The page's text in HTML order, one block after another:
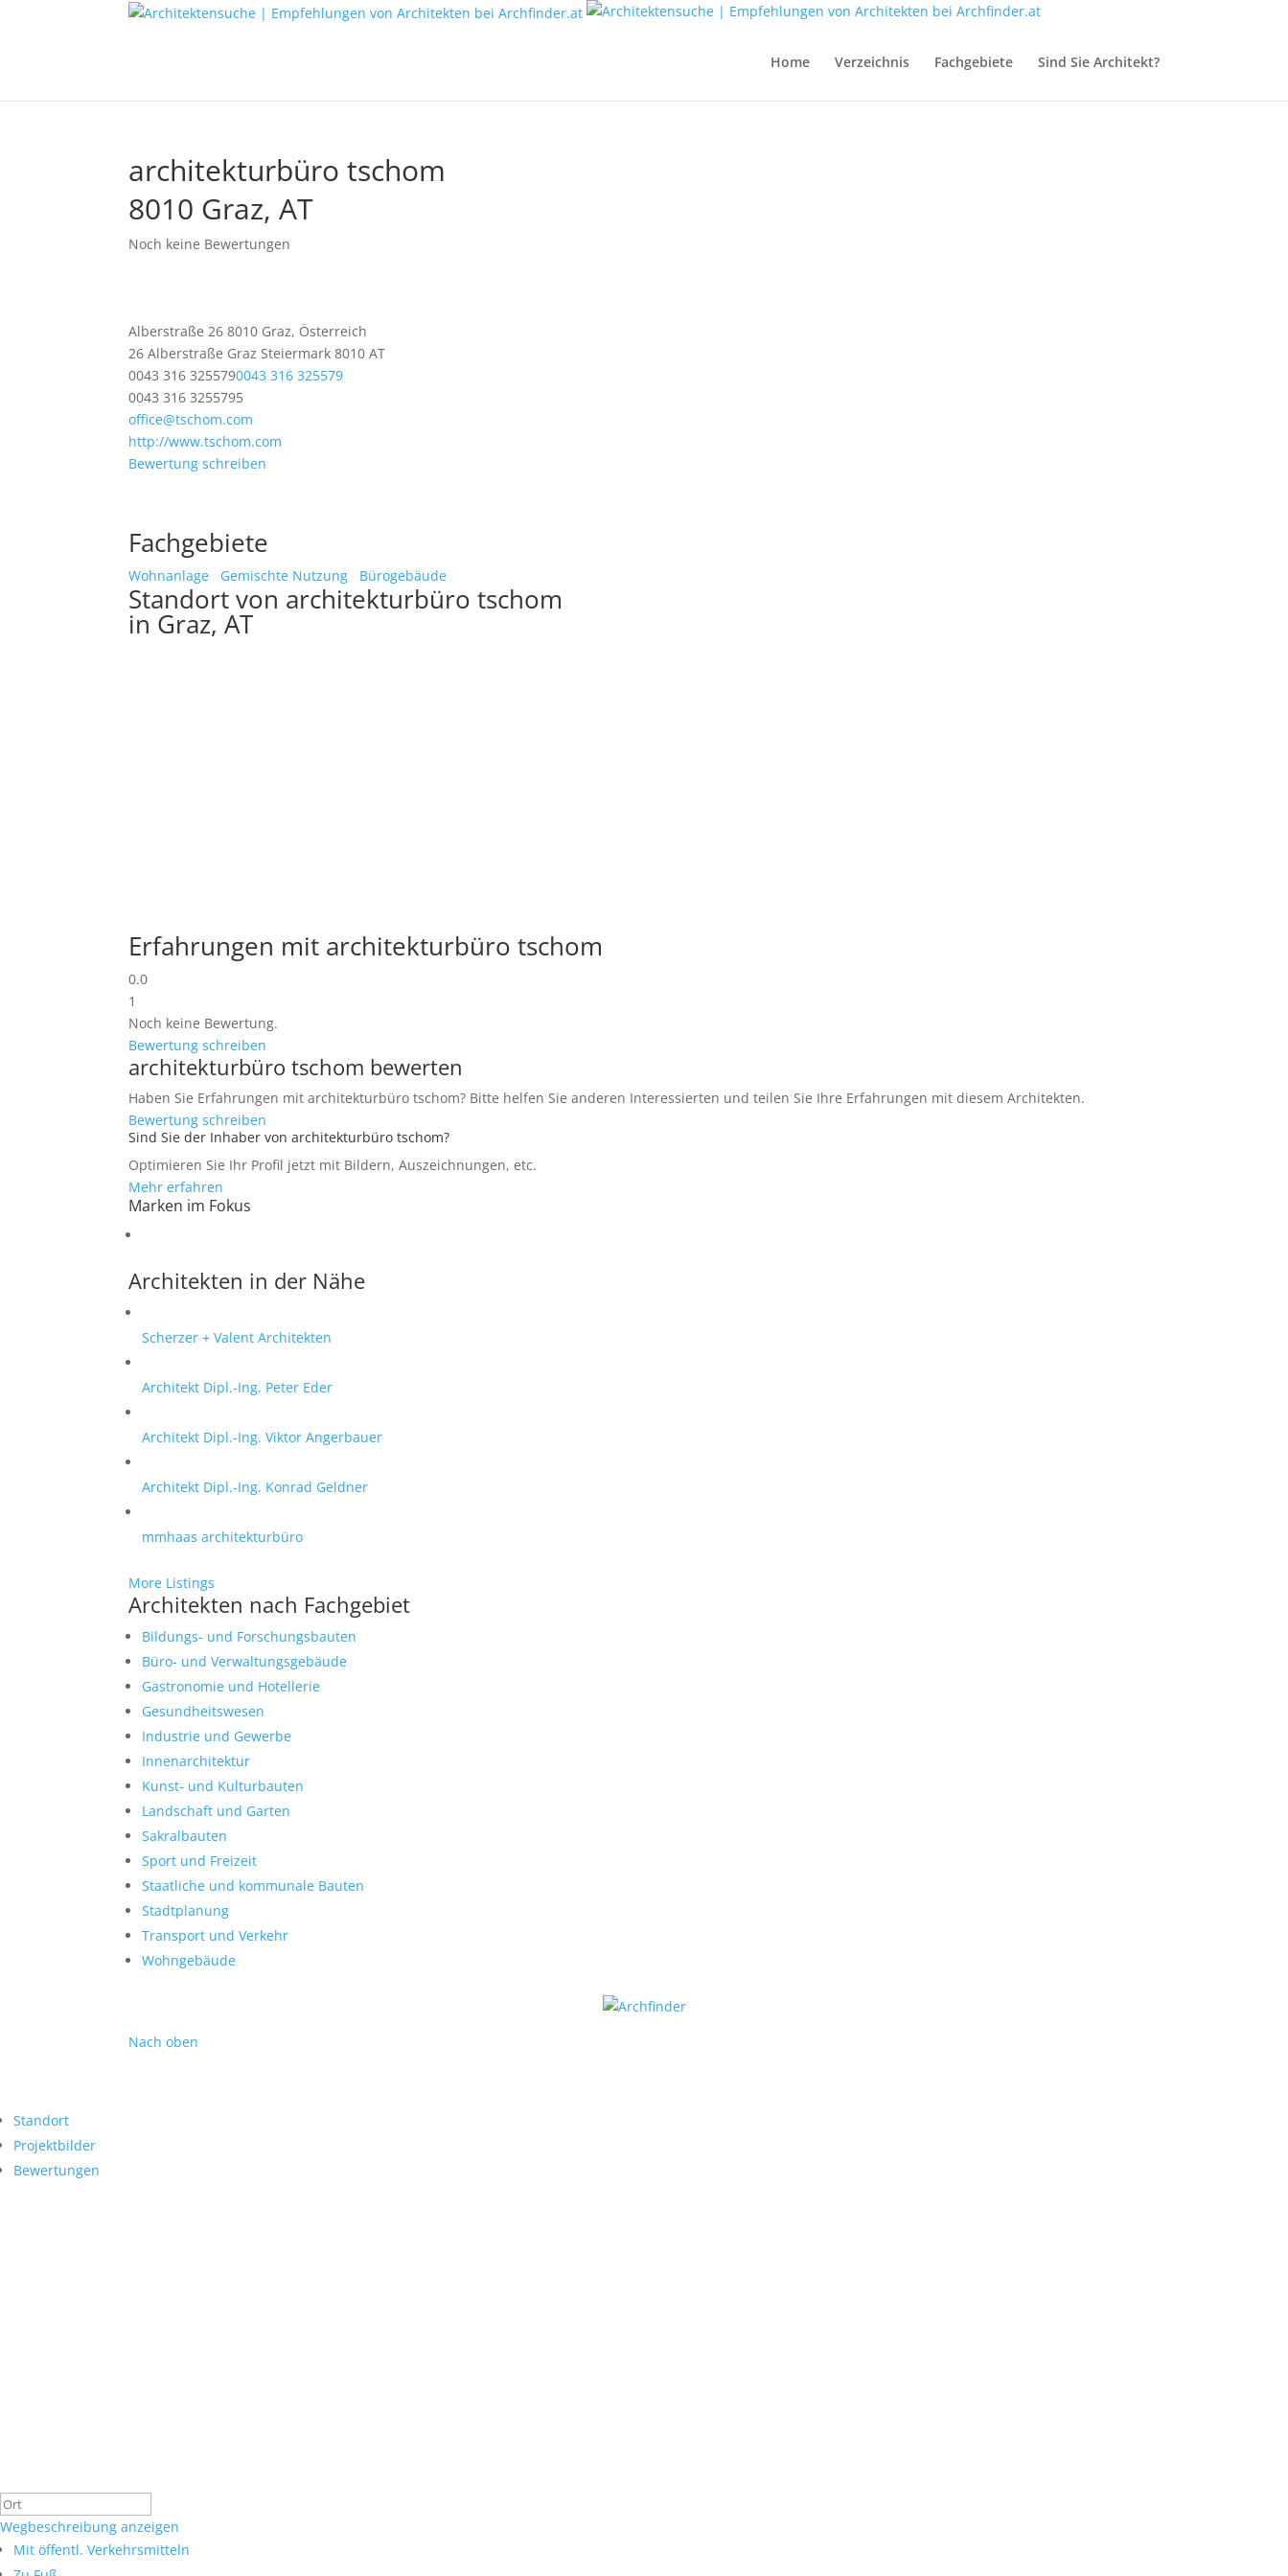
Home Verzeichnis Fachgebiete Sind Sie Architekt?
architekturbüro tschom
8010 Graz, AT
Noch keine Bewertungen
Alberstraße 26 8010 Graz, Österreich
26 Alberstraße Graz Steiermark 8010 AT
0043 316 3255790043 316 325579
0043 316 3255795
office@tschom.com
http://www.tschom.com
Bewertung schreiben
Fachgebiete
Wohnanlage Gemischte Nutzung Bürogebäude
Standort von architekturbüro tschom
in Graz, AT
Erfahrungen mit architekturbüro tschom
0.0
1
Noch keine Bewertung.
Bewertung schreiben
architekturbüro tschom bewerten
Haben Sie Erfahrungen mit architekturbüro tschom? Bitte helfen Sie anderen Interessierten und teilen Sie Ihre Erfahrungen mit diesem Architekten.
Bewertung schreiben
Sind Sie der Inhaber von architekturbüro tschom?
Optimieren Sie Ihr Profil jetzt mit Bildern, Auszeichnungen, etc.
Mehr erfahren
Marken im Fokus
Architekten in der Nähe
Scherzer + Valent Architekten
Architekt Dipl.-Ing. Peter Eder
Architekt Dipl.-Ing. Viktor Angerbauer
Architekt Dipl.-Ing. Konrad Geldner
mmhaas architekturbüro
More Listings
Architekten nach Fachgebiet
Bildungs- und Forschungsbauten
Büro- und Verwaltungsgebäude
Gastronomie und Hotellerie
Gesundheitswesen
Industrie und Gewerbe
Innenarchitektur
Kunst- und Kulturbauten
Landschaft und Garten
Sakralbauten
Sport und Freizeit
Staatliche und kommunale Bauten
Stadtplanung
Transport und Verkehr
Wohngebäude
Nach oben
Standort
Projektbilder
Bewertungen
Wegbeschreibung anzeigen
Mit öffentl. Verkehrsmitteln